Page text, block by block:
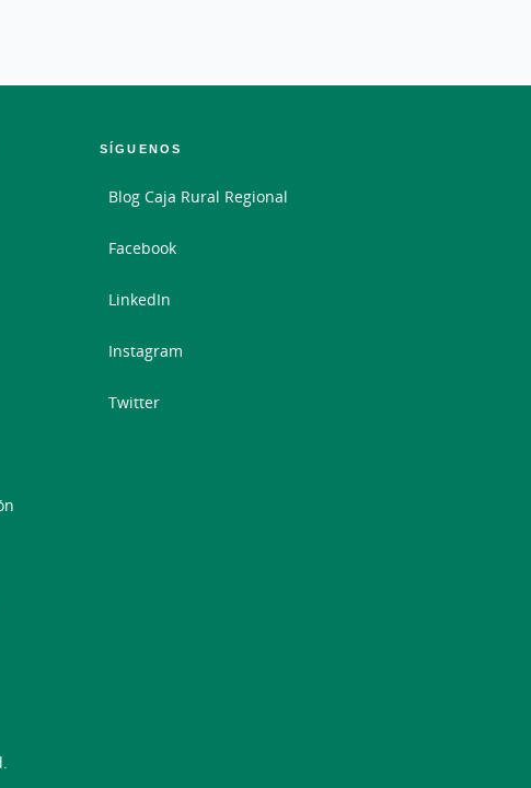
SÍGUENOS
Blog Caja Rural Regional
Facebook
LinkedIn
Instagram
Twitter